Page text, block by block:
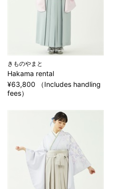
きものやまと
Hakama rental
¥63,800 （Includes handling
fees）